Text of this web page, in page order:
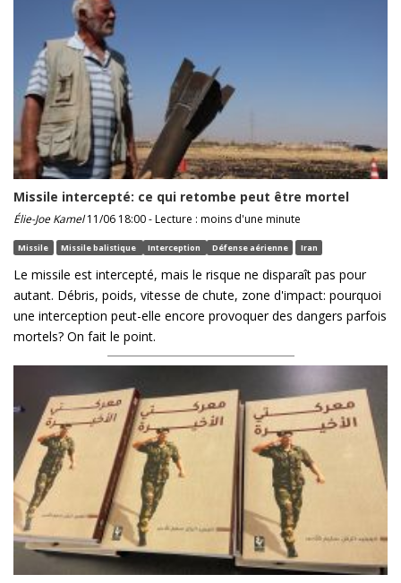
Missile intercepté: ce qui retombe peut être mortel
Élie-Joe Kamel11/06 18:00 - Lecture : moins d'une minute
Missile Missile balistique Interception Défense aérienne Iran
Le missile est intercepté, mais le risque ne disparaît pas pour
autant. Débris, poids, vitesse de chute, zone d'impact: pourquoi
une interception peut-elle encore provoquer des dangers parfois
mortels? On fait le point.